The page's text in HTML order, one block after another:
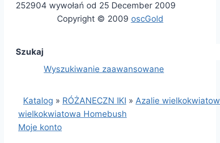
252904 wywołań od 25 December 2009
Copyright © 2009 oscGold
Szukaj
Wyszukiwanie zaawansowane
Katalog » RÓŻANECZN IKI » Azalie
wielkokwiatowa Homebush
Moje konto